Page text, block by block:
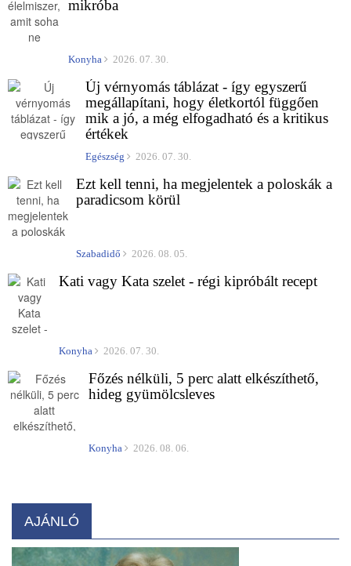
mikróba
Konyha 2026. 07. 30.
Új vérnyomás táblázat - így egyszerű
megállapítani, hogy életkortól függően
mik a jó, a még elfogadható és a kritikus
értékek
Egészség 2026. 07. 30.
Ezt kell tenni, ha megjelentek a poloskák a
paradicsom körül
Szabadidő 2026. 08. 05.
Kati vagy Kata szelet - régi kipróbált recept
Konyha 2026. 07. 30.
Főzés nélküli, 5 perc alatt elkészíthető,
hideg gyümölcsleves
Konyha 2026. 08. 06.
AJÁNLÓ